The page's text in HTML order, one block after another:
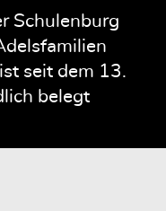
Schulenburg
seit dem 13.
belegt